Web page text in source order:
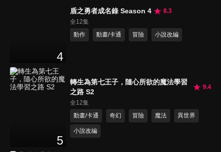
4
盾之勇者成名錄 Season 4
8.3
全12集
動作
動畫/卡通 冒險 小說改編
5
轉生為第七王子，隨心所欲的魔法學習
之路 S2
9.4
全12集
動畫/卡通
奇幻 冒險 魔法 異世界
小說改編